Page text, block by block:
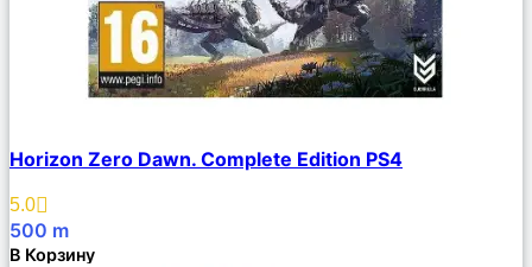
Описание
Избранное
Horizon Zero Dawn. Complete Edition PS4
5.0
500 m
В Корзину